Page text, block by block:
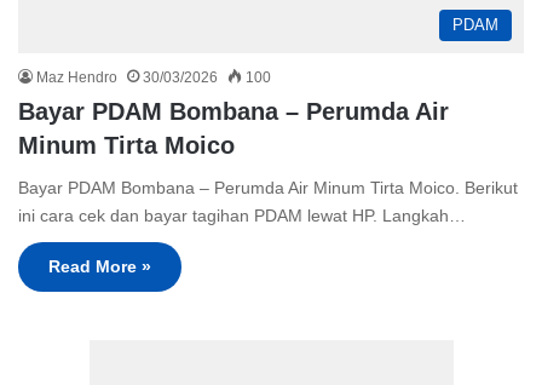
PDAM
Maz Hendro 30/03/2026 100
Bayar PDAM Bombana – Perumda Air
Minum Tirta Moico
Bayar PDAM Bombana – Perumda Air Minum Tirta Moico. Berikut
ini cara cek dan bayar tagihan PDAM lewat HP. Langkah…
Read More »